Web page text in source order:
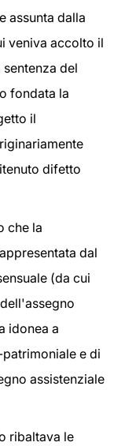
assunta dalla
veniva accolto il
del
fondata la
il
difetto
che la
dal
(da cui
idonea a
e di
assistenziale
ribaltava le